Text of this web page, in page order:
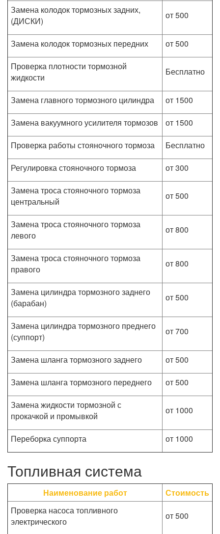
Замена колодок тормозных задних,
(ДИСКИ)
от 500
Замена колодок тормозных передних
от 500
Проверка плотности тормозной
жидкости
Бесплатно
Замена главного тормозного цилиндра
от 1500
Замена вакуумного усилителя тормозов
от 1500
Проверка работы стояночного тормоза
Бесплатно
Регулировка стояночного тормоза
от 300
Замена троса стояночного тормоза
центральный
от 500
Замена троса стояночного тормоза
левого
от 800
Замена троса стояночного тормоза
правого
от 800
Замена цилиндра тормозного заднего
(барабан)
от 500
Замена цилиндра тормозного преднего
(суппорт)
от 700
Замена шланга тормозного заднего
от 500
Замена шланга тормозного переднего
от 500
Замена жидкости тормозной с
прокачкой и промывкой
от 1000
Переборка суппорта от 1000
Топливная система
Наименование работ
Стоимость
Проверка насоса топливного
электрического
от 500